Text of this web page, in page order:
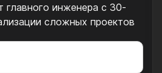
главного инженера с 30-
сложных проектов